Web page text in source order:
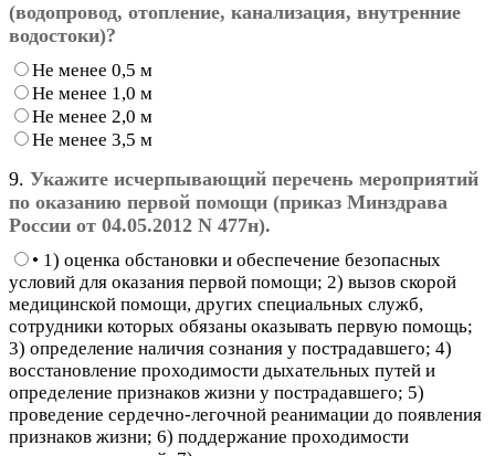
(водопровод, отопление, канализация, внутренние
водостоки)?
Не менее 0,5 м
Не менее 1,0 м
Не менее 2,0 м
Не менее 3,5 м
9. Укажите исчерпывающий перечень мероприятий
по оказанию первой помощи (приказ Минздрава
России от 04.05.2012 N 477н).
• 1) оценка обстановки и обеспечение безопасных
условий для оказания первой помощи; 2) вызов скорой
медицинской помощи, других специальных служб,
сотрудники которых обязаны оказывать первую помощь;
3) определение наличия сознания у пострадавшего; 4)
восстановление проходимости дыхательных путей и
определение признаков жизни у пострадавшего; 5)
проведение сердечно-легочной реанимации до появления
признаков жизни; 6) поддержание проходимости